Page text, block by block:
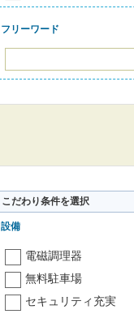
フリーワード
こだわり条件を選択
設備
電磁調理器
無料駐車場
セキュリティ充実